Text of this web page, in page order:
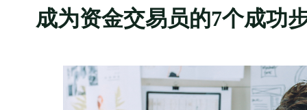
成为资金交易员的7个成功